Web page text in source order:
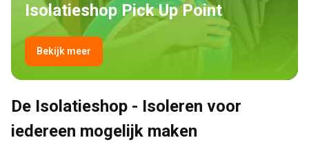
Isolatieshop Pick Up Point
Bekijk meer
De Isolatieshop - Isoleren voor
iedereen mogelijk maken